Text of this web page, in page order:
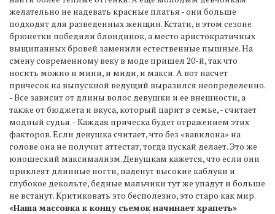
желательно не надевать красные платья - они больше
подходят для разведенных женщин. Кстати, в этом сезоне
брюнетки победили блондинок, а место аристократичных
выщипанных бровей заменили естественные пышные. На
смену современному веку в моде пришел 20-й, так что
носить можно и мини, и миди, и макси. А вот насчет
причесок на выпускной ведущий выразился неопределенно.
- Все зависит от длины волос девушки и ее внешности, а
также от бюджета и вкуса, который царит в семье, - считает
модный судья. - Каждая прическа будет отражением этих
факторов. Если девушка считает, что без «вавилона» на
голове она не получит аттестат, тогда пускай делает. Это же
юношеский максимализм. Девушкам кажется, что если они
приклеят длинные ногти, наденут высокие каблуки и
глубокое декольте, бедные мальчики тут же упадут и больше
не встанут. Критиковать это бесполезно, это старо как мир.
«Наша массовка к концу съемок начинает храпеть»